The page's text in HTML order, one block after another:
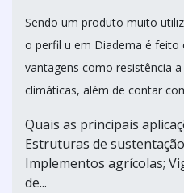
Sendo um produto muito
o perfil u em Diadema é
vantagens como resistência
climáticas, além de contar
Quais as principais
Estruturas de
Implementos agrícolas;
de...